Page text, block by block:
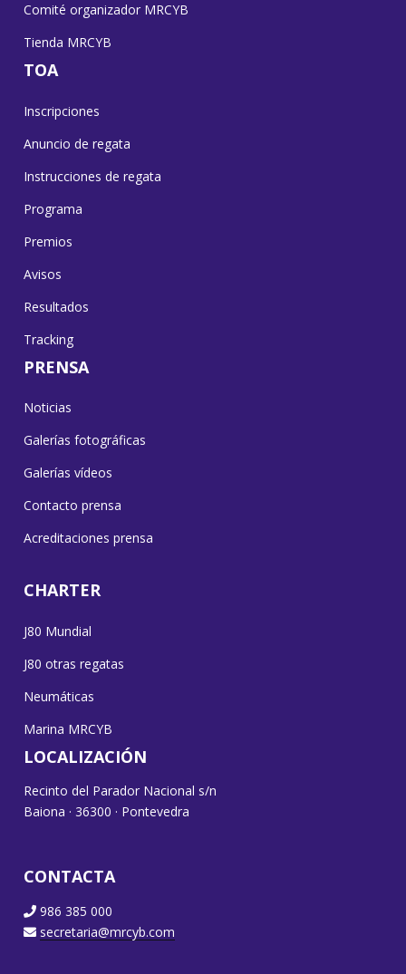
Comité organizador MRCYB
Tienda MRCYB
TOA
Inscripciones
Anuncio de regata
Instrucciones de regata
Programa
Premios
Avisos
Resultados
Tracking
PRENSA
Noticias
Galerías fotográficas
Galerías vídeos
Contacto prensa
Acreditaciones prensa
CHARTER
J80 Mundial
J80 otras regatas
Neumáticas
Marina MRCYB
LOCALIZACIÓN
Recinto del Parador Nacional s/n
Baiona · 36300 · Pontevedra
CONTACTA
986 385 000
secretaria@mrcyb.com